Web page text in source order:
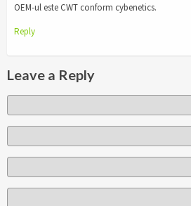
OEM-ul este CWT conform cybenetics.
Reply
Leave a Reply